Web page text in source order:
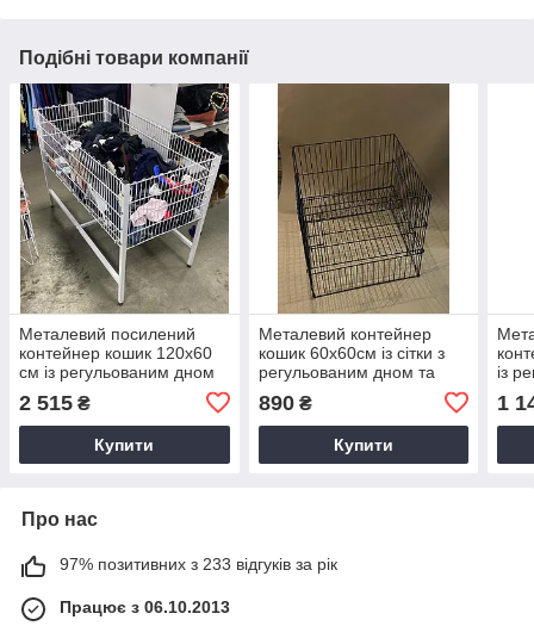
Подібні товари компанії
Металевий посилений
контейнер кошик 120х60
см із регульованим дном
2 515 ₴
Купити
Металевий контейнер
кошик 60х60см із сітки з
регульованим дном та
890₴
Купити
із
1
Про нас
97% позитивних з 233 відгуків за рік
Працює з 06.10.2013